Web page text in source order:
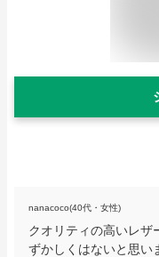
nanacoco(40代・女性)
クオリティの高いレザ
ずかしくはないと思い